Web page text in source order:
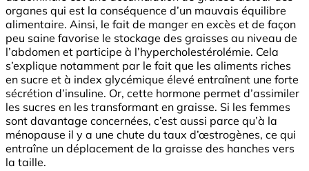
organes qui est la conséquence d’un mauvais équilibre
alimentaire. Ainsi, le fait de manger en excès et de façon
peu saine favorise le stockage des graisses au niveau de
l’abdomen et participe à l’hypercholestérolémie. Cela
s’explique notamment par le fait que les aliments riches
en sucre et à index glycémique élevé entraînent une forte
sécrétion d’insuline. Or, cette hormone permet d’assimiler
les sucres en les transformant en graisse. Si les femmes
sont davantage concernées, c’est aussi parce qu’à la
ménopause il y a une chute du taux d’œstrogènes, ce qui
entraîne un déplacement de la graisse des hanches vers
la taille.